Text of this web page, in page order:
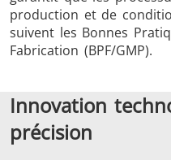
production et de
suivent les Bonnes
Fabrication (BPF/GMP).
Innovation
précision